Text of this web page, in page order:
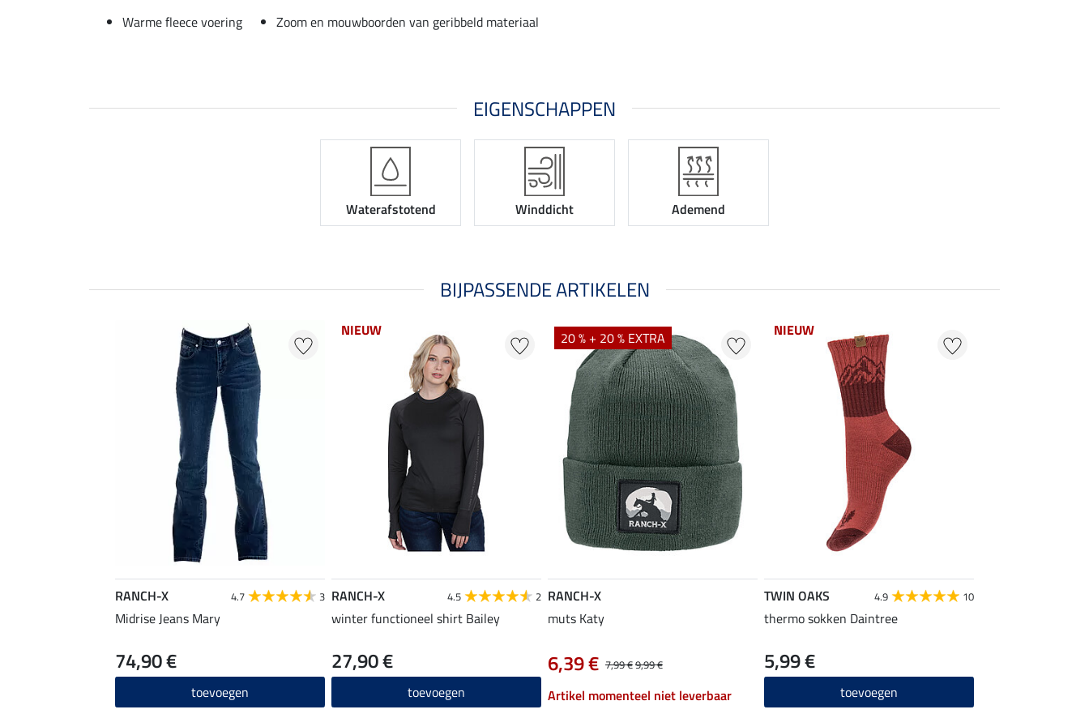
Warme fleece voering
Zoom en mouwboorden van geribbeld materiaal
EIGENSCHAPPEN
Waterafstotend Winddicht Ademend
BIJPASSENDE ARTIKELEN
RANCH-X 4.7 3
Midrise Jeans Mary
74,90 €
toevoegen
NIEUW
RANCH-X 4.5 2
winter functioneel shirt Bailey
27,90 €
toevoegen
20 % + 20 % EXTRA
RANCH-X
muts Katy
7,99 €9,99 €
6,39 €
Artikel momenteel niet leverbaar
NIEUW
TWIN OAKS 4.9 10
thermo sokken Daintree
5,99 €
toevoegen